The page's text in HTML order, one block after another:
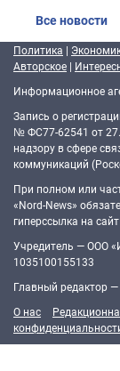
Все новости
Политика |
Авторское |
Информационное
Запись о
№ ФС77-62541 от
надзору в сфере
коммуникаций
При полном или
«Nord-News»
гиперссылка на
Учредитель — ООО
1035100155133
Главный редактор
О нас